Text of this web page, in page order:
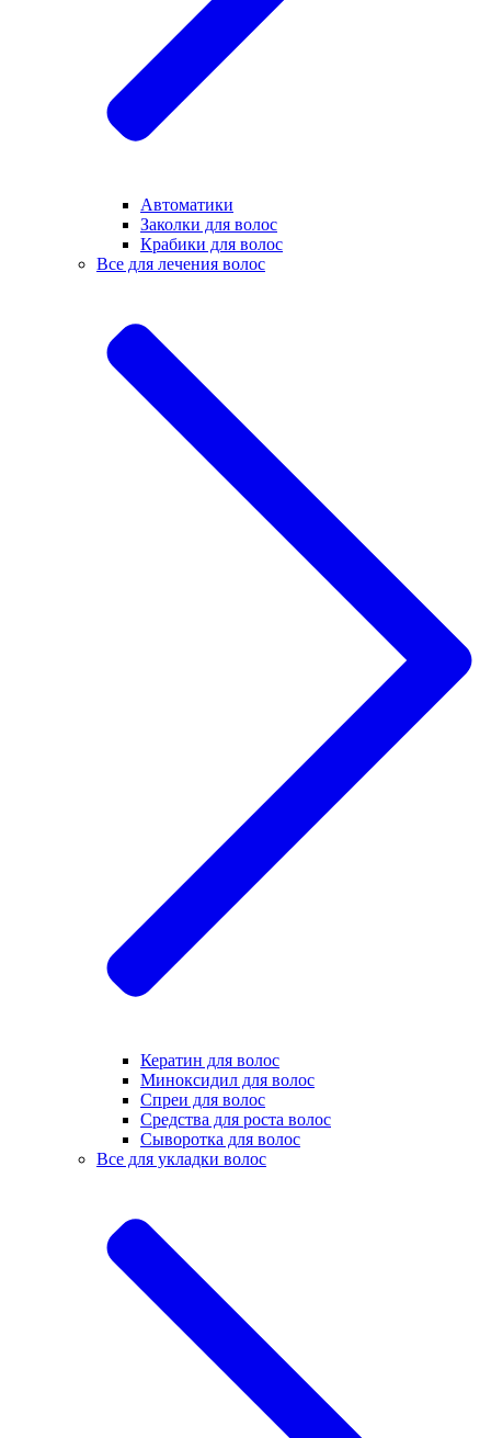
Автоматики
Заколки для волос
Крабики для волос
Все для лечения волос
Кератин для волос
Миноксидил для волос
Спреи для волос
Средства для роста волос
Сыворотка для волос
Все для укладки волос